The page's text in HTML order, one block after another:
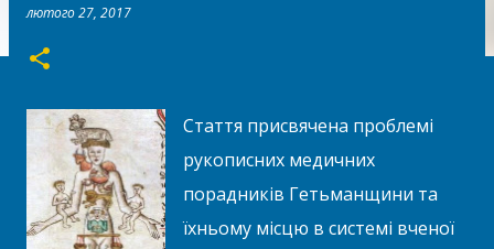
лютого 27, 2017
Стаття присвячена проблемі
рукописних медичних
порадників Гетьманщини та
їхньому місцю в системі вченої